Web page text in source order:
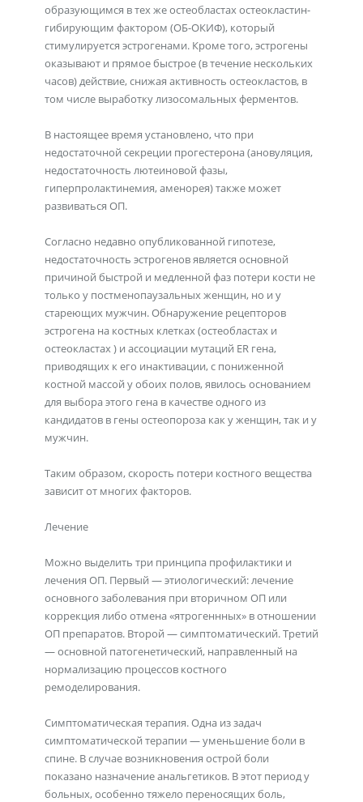
образующимся в тех же остеобластах остеокластин-
гибирующим фактором (ОБ-ОКИФ), который
стимулируется эстрогенами. Кроме того, эстрогены
оказывают и прямое быстрое (в течение нескольких
часов) действие, снижая активность остеокластов, в
том числе выработку лизосомальных ферментов.
В настоящее время установлено, что при
недостаточной секреции прогестерона (ановуляция,
недостаточность лютеиновой фазы,
гиперпролактинемия, аменорея) также может
развиваться ОП.
Согласно недавно опубликованной гипотезе,
недостаточность эстрогенов является основной
причиной быстрой и медленной фаз потери кости не
только у постменопаузальных женщин, но и у
стареющих мужчин. Обнаружение рецепторов
эстрогена на костных клетках (остеобластах и
остеокластах ) и ассоциации мутаций ER гена,
приводящих к его инактивации, с пониженной
костной массой у обоих полов, явилось основанием
для выбора этого гена в качестве одного из
кандидатов в гены остеопороза как у женщин, так и у
мужчин.
Таким образом, скорость потери костного вещества
зависит от многих факторов.
Лечение
Можно выделить три принципа профилактики и
лечения ОП. Первый — этиологический: лечение
основного заболевания при вторичном ОП или
коррекция либо отмена «ятрогеннных» в отношении
ОП препаратов. Второй — симптоматический. Третий
— основной патогенетический, направленный на
нормализацию процессов костного
ремоделирования.
Симптоматическая терапия. Одна из задач
симптоматической терапии — уменьшение боли в
спине. В случае возникновения острой боли
показано назначение анальгетиков. В этот период у
больных, особенно тяжело переносящих боль,